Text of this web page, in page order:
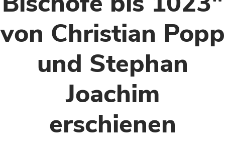
von Christian Popp
und Stephan
Joachim
erschienen